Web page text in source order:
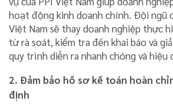
hoạt động kinh doanh chính. Đội ngũ
Việt Nam sẽ thay doanh nghiệp thực
từ rà soát, kiểm tra đến khai báo và
quy trình diễn ra nhanh chóng và hiệu
2. Đảm bảo hồ sơ kế toán hoàn
định